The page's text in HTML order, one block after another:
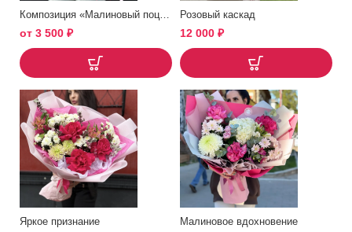
от 3 500 ₽
Розовый каскад
12 000 ₽
Яркое признание Малиновое вдохновение